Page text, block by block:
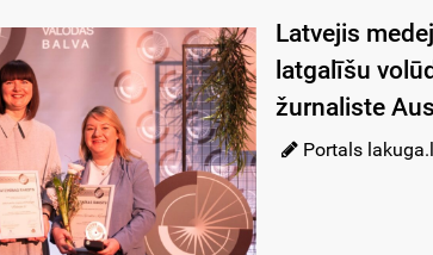
Latvejis
latgalīšu
žurnaliste
Portals